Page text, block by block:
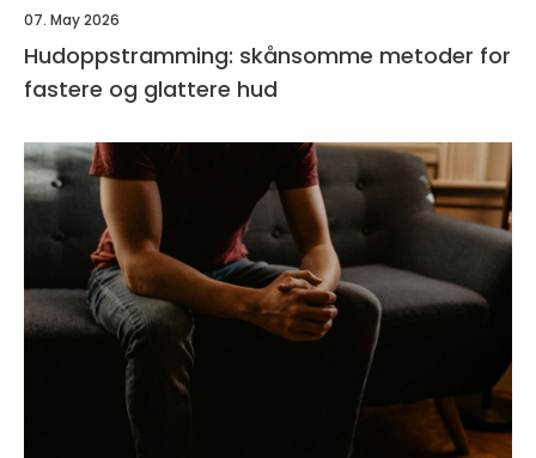
07. May 2026
Hudoppstramming: skånsomme metoder for
fastere og glattere hud